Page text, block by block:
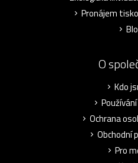
Pronájem
O
Kdo
Ochrana
Obchodní
Pro